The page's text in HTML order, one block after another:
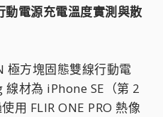
電源充電溫度實測與散
極方塊固態雙線行動電
材為 iPhone SE（第 2
用 FLIR ONE PRO 熱像